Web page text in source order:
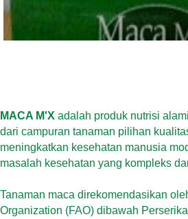
MACA M'X adalah produk nutrisi
dari campuran tanaman pilihan
meningkatkan kesehatan manusia
masalah kesehatan yang kompleks
Tanaman maca direkomendasikan
Organization (FAO) dibawah